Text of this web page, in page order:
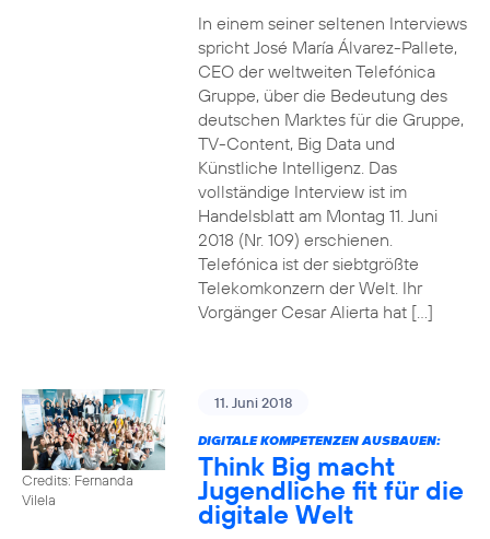
In einem seiner seltenen Interviews
spricht José María Álvarez-Pallete,
CEO der weltweiten Telefónica
Gruppe, über die Bedeutung des
deutschen Marktes für die Gruppe,
TV-Content, Big Data und
Künstliche Intelligenz. Das
vollständige Interview ist im
Handelsblatt am Montag 11. Juni
2018 (Nr. 109) erschienen.
Telefónica ist der siebtgrößte
Telekomkonzern der Welt. Ihr
Vorgänger Cesar Alierta hat […]
Credits: Fernanda
Vilela
11. Juni 2018
DIGITALE KOMPETENZEN AUSBAUEN:
Think Big macht
Jugendliche fit für die
digitale Welt